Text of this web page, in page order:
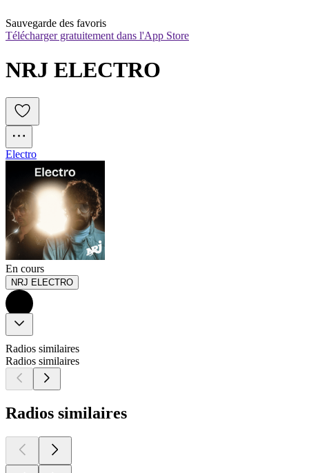
Sauvegarde des favoris
Télécharger gratuitement dans l'App Store
NRJ ELECTRO
Electro
En cours
NRJ ELECTRO
Radios similaires
Radios similaires
Radios similaires